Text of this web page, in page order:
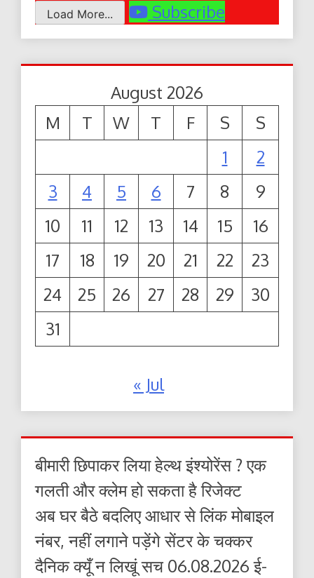
Load More... Subscribe
August 2026
M
T W T F S
S
1
2
3
4 5 6 7 8
9
10
11 12 13 14 15
16
17
18 19 20 21 22
23
24
25 26 27 28 29
30
31
« Jul
बीमारी छिपाकर लिया हेल्थ इंश्योरेंस ? एक
गलती और क्लेम हो सकता है रिजेक्ट
अब घर बैठे बदलिए आधार से लिंक मोबाइल
नंबर, नहीं लगाने पड़ेंगे सेंटर के चक्कर
दैनिक क्यूँ न लिखूं सच 06.08.2026 ई-